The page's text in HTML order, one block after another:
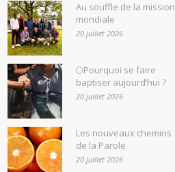
Au souffle de la mission
mondiale
20 juillet 2026
🌕Pourquoi se faire
baptiser aujourd’hui ?
20 juillet 2026
Les nouveaux chemins
de la Parole
20 juillet 2026